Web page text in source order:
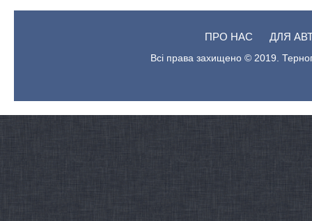
ПРО НАС ДЛЯ
Всі права захищено © 2019.